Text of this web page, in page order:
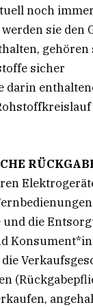
noch
sie den
sicher
darin
und die